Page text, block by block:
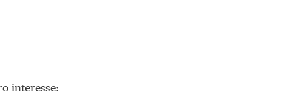
interesse: